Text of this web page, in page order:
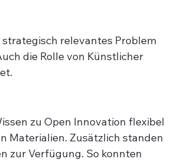
relevantes Problem
die Rolle von Künstlicher
zu Open Innovation flexibel
Materialien. Zusätzlich standen
zur Verfügung. So konnten